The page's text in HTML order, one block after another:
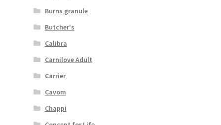
Burns granule
Butcher's
Calibra
Carnilove Adult
Carrier
Cavom
Chappi